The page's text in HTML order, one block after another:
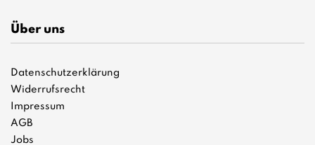
Über uns
Datenschutzerklärung
Widerrufsrecht
Impressum
AGB
Jobs